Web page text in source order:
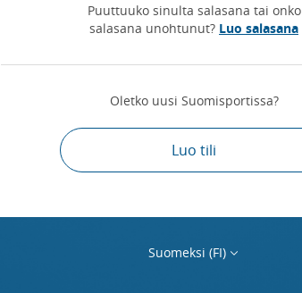
Puuttuuko sinulta salasana tai onko
salasana unohtunut? Luo salasana
Oletko uusi Suomisportissa?
Luo tili
Suomeksi (FI)